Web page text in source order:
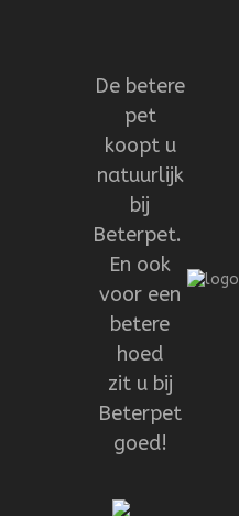
De betere
pet
koopt u
natuurlijk
bij
Beterpet.
En ook
voor een
betere
hoed
zit u bij
Beterpet
goed!